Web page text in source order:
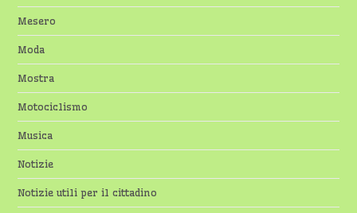
Mesero
Moda
Mostra
Motociclismo
Musica
Notizie
Notizie utili per il cittadino